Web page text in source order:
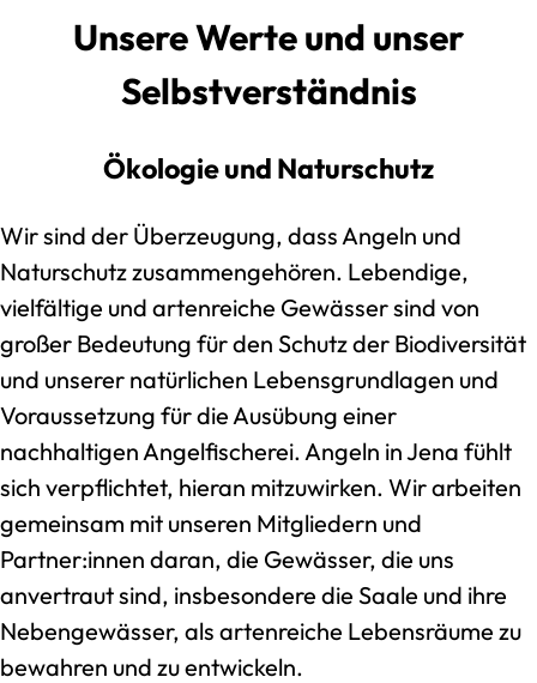
Unsere Werte und unser
Selbstverständnis
Ökologie und Naturschutz
Wir sind der Überzeugung, dass Angeln und
Naturschutz zusammengehören. Lebendige,
vielfältige und artenreiche Gewässer sind von
großer Bedeutung für den Schutz der Biodiversität
und unserer natürlichen Lebensgrundlagen und
Voraussetzung für die Ausübung einer
nachhaltigen Angelfischerei. Angeln in Jena fühlt
sich verpflichtet, hieran mitzuwirken. Wir arbeiten
gemeinsam mit unseren Mitgliedern und
Partner:innen daran, die Gewässer, die uns
anvertraut sind, insbesondere die Saale und ihre
Nebengewässer, als artenreiche Lebensräume zu
bewahren und zu entwickeln.